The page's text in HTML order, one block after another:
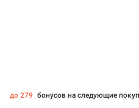
до 279 бонусов на следующие